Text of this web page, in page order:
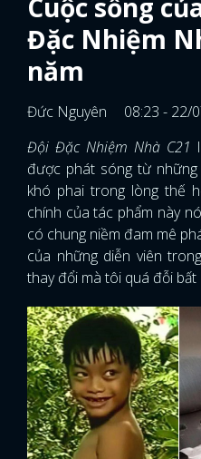
Cuộc sống
Đặc Nhiệm
năm
Đức Nguyên
08:23 - 22/
Đội Đặc Nhiệm Nhà C21
được phát sóng từ
khó phai trong lòng thế
chính của tác phẩm này
có chung niềm đam mê
của những diễn viên
thay đổi mà tôi quá đỗi bất